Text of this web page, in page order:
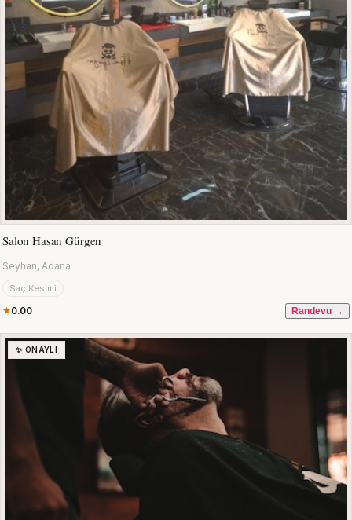
Salon Hasan Gürgen
Seyhan, Adana
Saç Kesimi
0.00 Randevu →
✨ ONAYLI